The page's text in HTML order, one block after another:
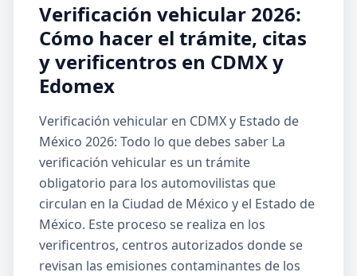
Verificación vehicular 2026:
Cómo hacer el trámite, citas
y verificentros en CDMX y
Edomex
Verificación vehicular en CDMX y Estado de
México 2026: Todo lo que debes saber La
verificación vehicular es un trámite
obligatorio para los automovilistas que
circulan en la Ciudad de México y el Estado de
México. Este proceso se realiza en los
verificentros, centros autorizados donde se
revisan las emisiones contaminantes de los